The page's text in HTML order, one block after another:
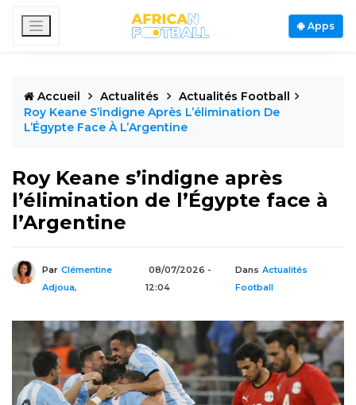
Apps
Accueil Actualités
Actualités Football
Roy Keane S’indigne Après L’élimination De
L’Égypte Face À L’Argentine
Roy Keane s’indigne après
l’élimination de l’Égypte face à
l’Argentine
Par Clémentine
Adjoua,
08/07/2026 -
12:04
Dans Actualités
Football